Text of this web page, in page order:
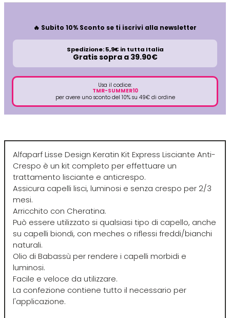
EveryGreen
FANOLA
Farmagan
FarmaVita
Floid
Four Reasons
GAMMAPIÙ
Imbue
INTERCOSMO
Invisibobble
JOICO
JRL
Jvone Milano
🔥 Subito 10% Sconto se ti iscrivi alla newsletter
Spedizione: 5,9€ in tutta Italia
Gratis sopra a 39.90€
Usa il codice:
TMR-SUMMER10
per avere uno sconto del 10% su 49€ di ordine
Alfaparf Lisse Design Keratin Kit Express Lisciante Anti-
Crespo è un kit completo per effettuare un
trattamento lisciante e anticrespo.
Assicura capelli lisci, luminosi e senza crespo per 2/3
mesi.
Arricchito con Cheratina.
Può essere utilizzato si qualsiasi tipo di capello, anche
su capelli biondi, con meches o riflessi freddi/bianchi
naturali.
Olio di Babassù per rendere i capelli morbidi e
luminosi.
Facile e veloce da utilizzare.
La confezione contiene tutto il necessario per
l'applicazione.